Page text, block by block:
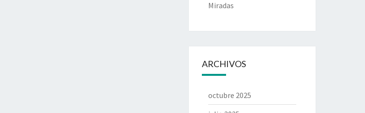
Miradas
ARCHIVOS
octubre 2025